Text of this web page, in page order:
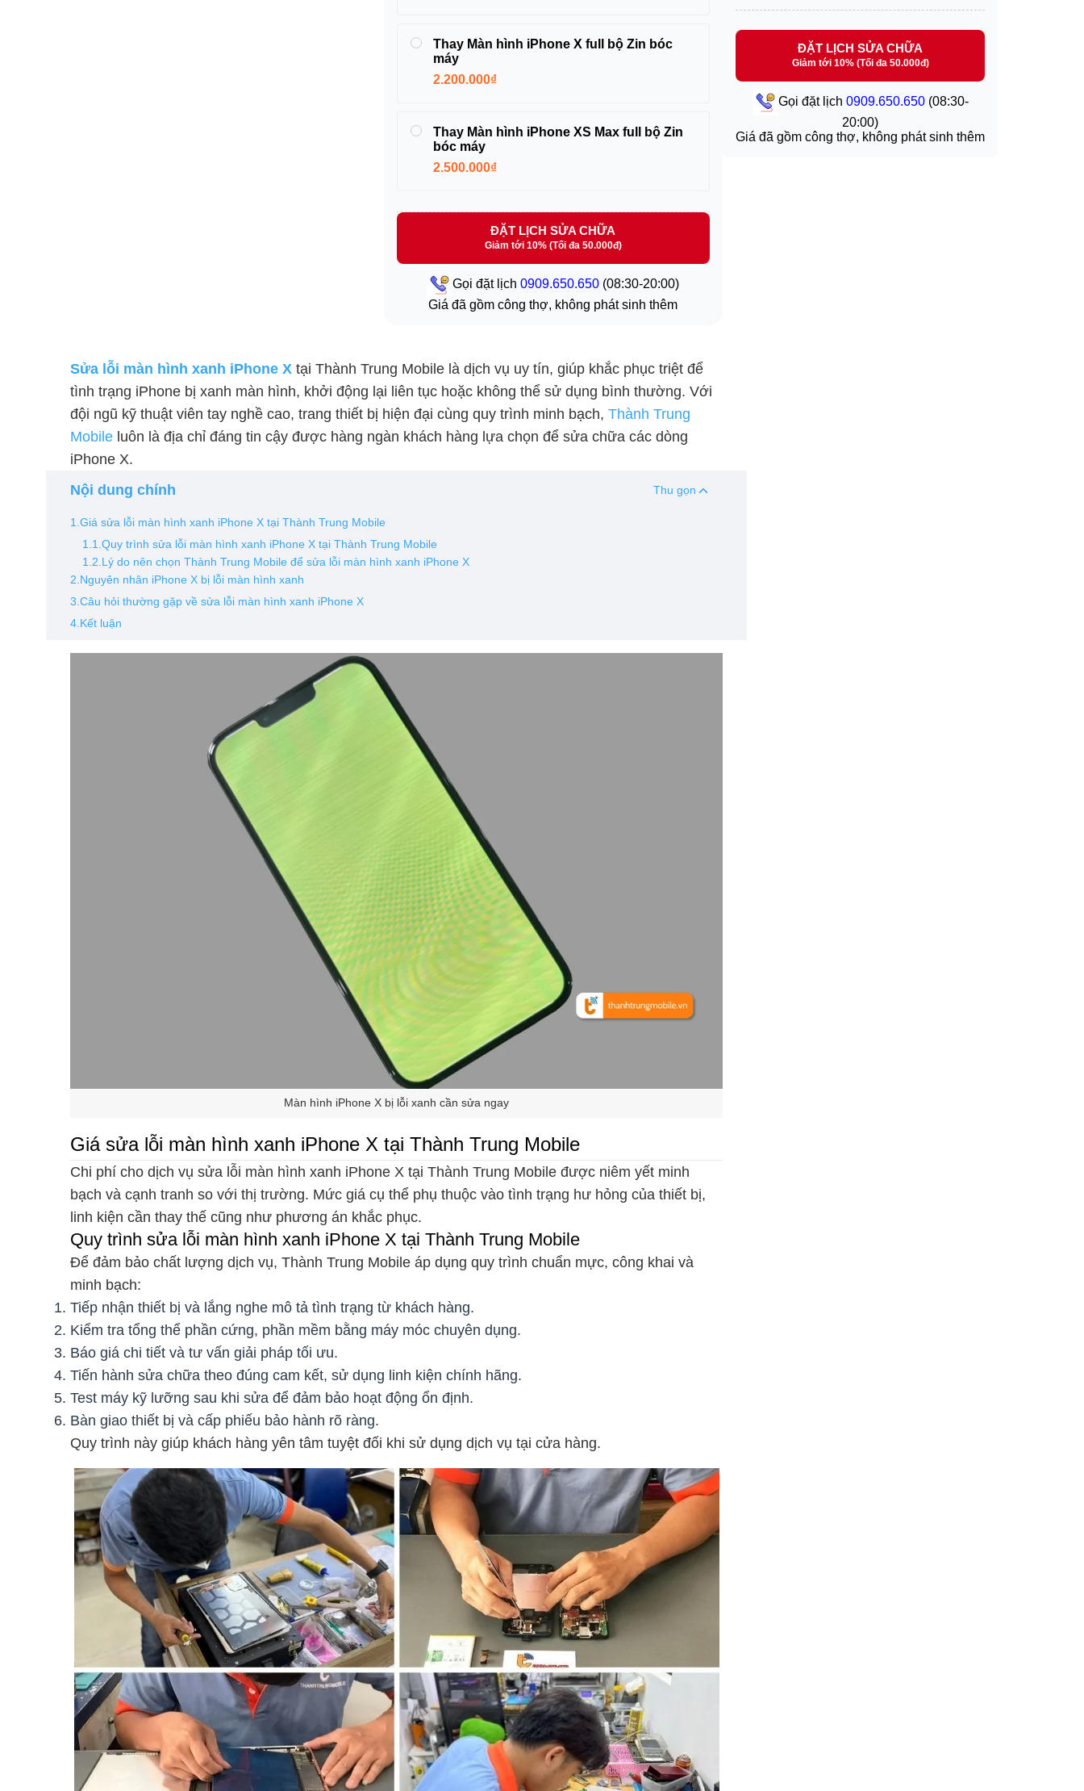
Thay Màn hình iPhone X full bộ Zin bóc
máy
2.200.000₫
Thay Màn hình iPhone XS Max full bộ Zin
bóc máy
2.500.000₫
ĐẶT LỊCH SỬA CHỮA
Giảm tới 10% (Tối đa 50.000đ)
Gọi đặt lịch0909.650.650 (08:30-20:00)
Giá đã gồm công thợ, không phát sinh thêm
Sửa lỗi màn hình xanh iPhone X tại Thành Trung Mobile là dịch vụ uy tín, giúp khắc phục triệt để
tình trạng iPhone bị xanh màn hình, khởi động lại liên tục hoặc không thể sử dụng bình thường. Với
đội ngũ kỹ thuật viên tay nghề cao, trang thiết bị hiện đại cùng quy trình minh bạch, Thành Trung
Mobile luôn là địa chỉ đáng tin cậy được hàng ngàn khách hàng lựa chọn để sửa chữa các dòng
iPhone X.
Nội dung chính
Thu gọn
1.Giá sửa lỗi màn hình xanh iPhone X tại Thành Trung Mobile
1.1.Quy trình sửa lỗi màn hình xanh iPhone X tại Thành Trung Mobile
1.2.Lý do nên chọn Thành Trung Mobile để sửa lỗi màn hình xanh iPhone X
2.Nguyên nhân iPhone X bị lỗi màn hình xanh
3.Câu hỏi thường gặp về sửa lỗi màn hình xanh iPhone X
4.Kết luận
Màn hình iPhone X bị lỗi xanh cần sửa ngay
Giá sửa lỗi màn hình xanh iPhone X tại Thành Trung Mobile
Chi phí cho dịch vụ sửa lỗi màn hình xanh iPhone X tại Thành Trung Mobile được niêm yết minh
bạch và cạnh tranh so với thị trường. Mức giá cụ thể phụ thuộc vào tình trạng hư hỏng của thiết bị,
linh kiện cần thay thế cũng như phương án khắc phục.
Quy trình sửa lỗi màn hình xanh iPhone X tại Thành Trung Mobile
Để đảm bảo chất lượng dịch vụ, Thành Trung Mobile áp dụng quy trình chuẩn mực, công khai và
minh bạch:
Tiếp nhận thiết bị và lắng nghe mô tả tình trạng từ khách hàng.
Kiểm tra tổng thể phần cứng, phần mềm bằng máy móc chuyên dụng.
Báo giá chi tiết và tư vấn giải pháp tối ưu.
Tiến hành sửa chữa theo đúng cam kết, sử dụng linh kiện chính hãng.
Test máy kỹ lưỡng sau khi sửa để đảm bảo hoạt động ổn định.
Bàn giao thiết bị và cấp phiếu bảo hành rõ ràng.
Quy trình này giúp khách hàng yên tâm tuyệt đối khi sử dụng dịch vụ tại cửa hàng.
ĐẶT LỊCH SỬA CHỮA
Giảm tới 10% (Tối đa 50.000đ)
Gọi đặt lịch 0909.650.650(08:30-
20:00)
Giá đã gồm công thợ, không phát sinh thêm